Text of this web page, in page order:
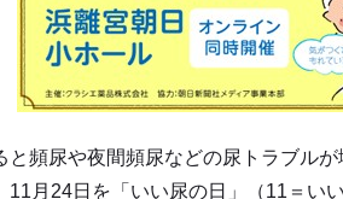
頻尿や夜間頻尿などの尿トラブル
11月24日を「いい尿の日」（11＝い